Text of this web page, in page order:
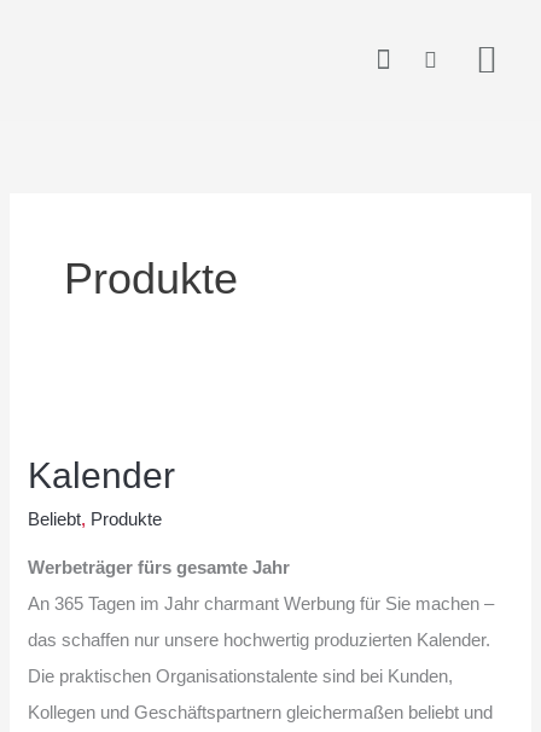
Produkte
Kalender
Beliebt, Produkte
Werbeträger fürs gesamte Jahr
An 365 Tagen im Jahr charmant Werbung für Sie machen –
das schaffen nur unsere hochwertig produzierten Kalender.
Die praktischen Organisationstalente sind bei Kunden,
Kollegen und Geschäftspartnern gleichermaßen beliebt und